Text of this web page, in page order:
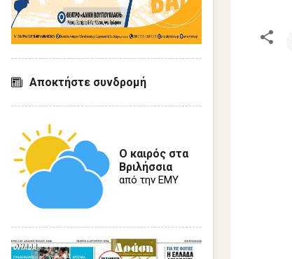
Αποκτήστε συνδρομή
Ο καιρός στα
Βριλήσσια
από την ΕΜΥ